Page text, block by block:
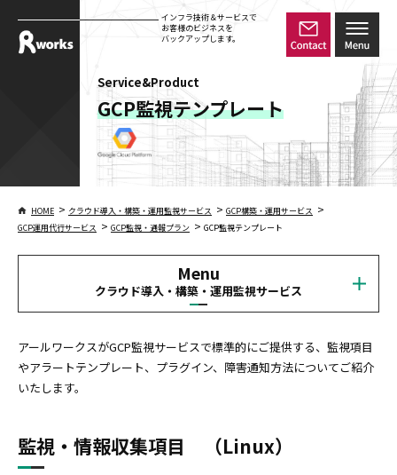
インフラ技術＆サービスで
お客様のビジネスを
バックアップします。
Service&Product
GCP監視テンプレート
HOME > クラウド導入・構築・運用監視サービス > GCP構築・運用サービス >
GCP運用代行サービス > GCP監視・通報プラン > GCP監視テンプレート
Menu
クラウド導入・構築・運用監視サービス
アールワークスがGCP監視サービスで標準的にご提供する、監視項目
やアラートテンプレート、プラグイン、障害通知方法についてご紹介
いたします。
監視・情報収集項目 （Linux）